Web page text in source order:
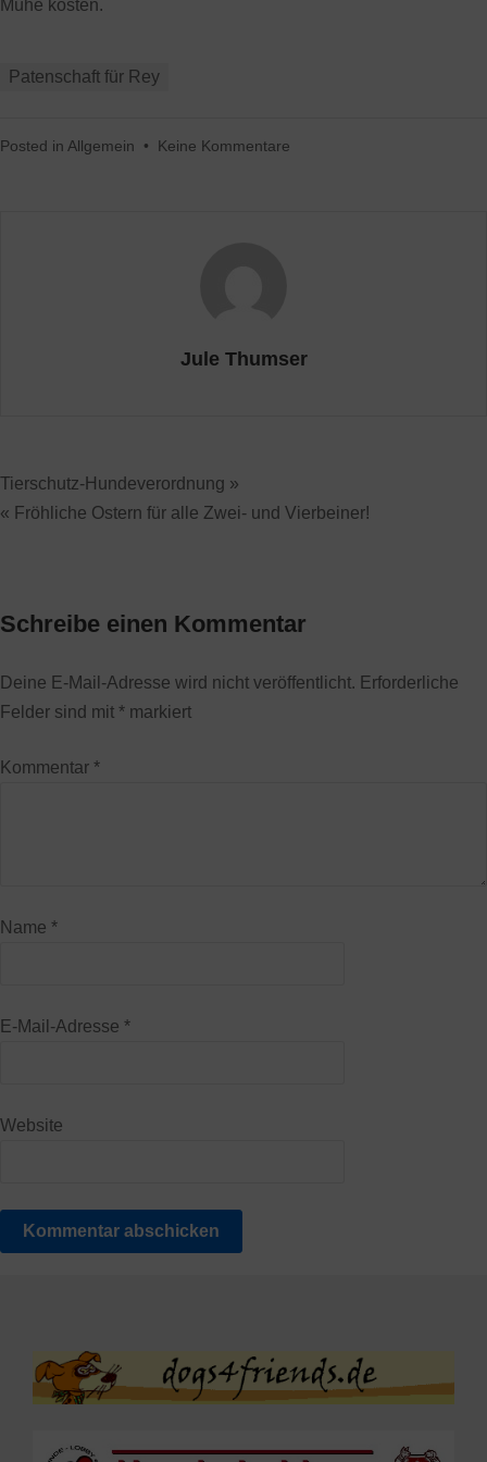
Mühe kosten.
Patenschaft für Rey
Posted in Allgemein • Keine Kommentare
Jule Thumser
Tierschutz-Hundeverordnung »
« Fröhliche Ostern für alle Zwei- und Vierbeiner!
Schreibe einen Kommentar
Deine E-Mail-Adresse wird nicht veröffentlicht. Erforderliche
Felder sind mit * markiert
Kommentar *
Name *
E-Mail-Adresse *
Website